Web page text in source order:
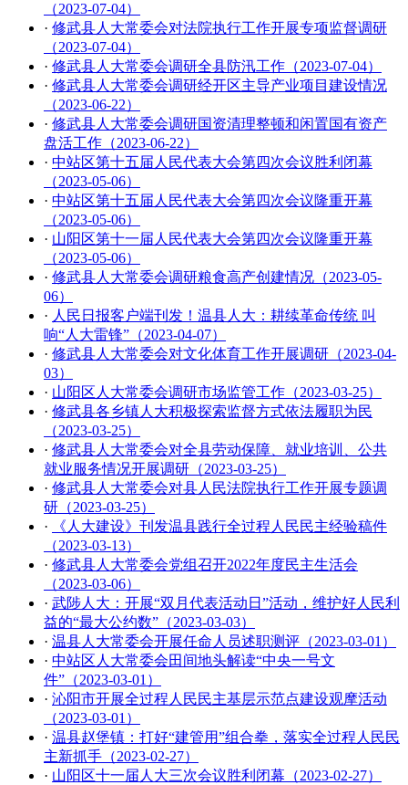
（2023-07-04）
· 修武县人大常委会对法院执行工作开展专项监督调研
（2023-07-04）
· 修武县人大常委会调研全县防汛工作（2023-07-04）
· 修武县人大常委会调研经开区主导产业项目建设情况
（2023-06-22）
· 修武县人大常委会调研国资清理整顿和闲置国有资产
盘活工作（2023-06-22）
· 中站区第十五届人民代表大会第四次会议胜利闭幕
（2023-05-06）
· 中站区第十五届人民代表大会第四次会议隆重开幕
（2023-05-06）
· 山阳区第十一届人民代表大会第四次会议隆重开幕
（2023-05-06）
· 修武县人大常委会调研粮食高产创建情况（2023-05-
06）
· 人民日报客户端刊发！温县人大：耕续革命传统 叫
响“人大雷锋”（2023-04-07）
· 修武县人大常委会对文化体育工作开展调研（2023-04-
03）
· 山阳区人大常委会调研市场监管工作（2023-03-25）
· 修武县各乡镇人大积极探索监督方式依法履职为民
（2023-03-25）
· 修武县人大常委会对全县劳动保障、就业培训、公共
就业服务情况开展调研（2023-03-25）
· 修武县人大常委会对县人民法院执行工作开展专题调
研（2023-03-25）
·
《人大建设》刊发温县践行全过程人民民主经验稿件
（2023-03-13）
· 修武县人大常委会党组召开2022年度民主生活会
（2023-03-06）
· 武陟人大：开展“双月代表活动日”活动，维护好人民利
益的“最大公约数”（2023-03-03）
· 温县人大常委会开展任命人员述职测评（2023-03-01）
· 中站区人大常委会田间地头解读“中央一号文
件”（2023-03-01）
· 沁阳市开展全过程人民民主基层示范点建设观摩活动
（2023-03-01）
· 温县赵堡镇：打好“建管用”组合拳，落实全过程人民民
主新抓手（2023-02-27）
· 山阳区十一届人大三次会议胜利闭幕（2023-02-27）